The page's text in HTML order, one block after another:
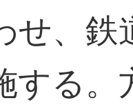
せ、
する